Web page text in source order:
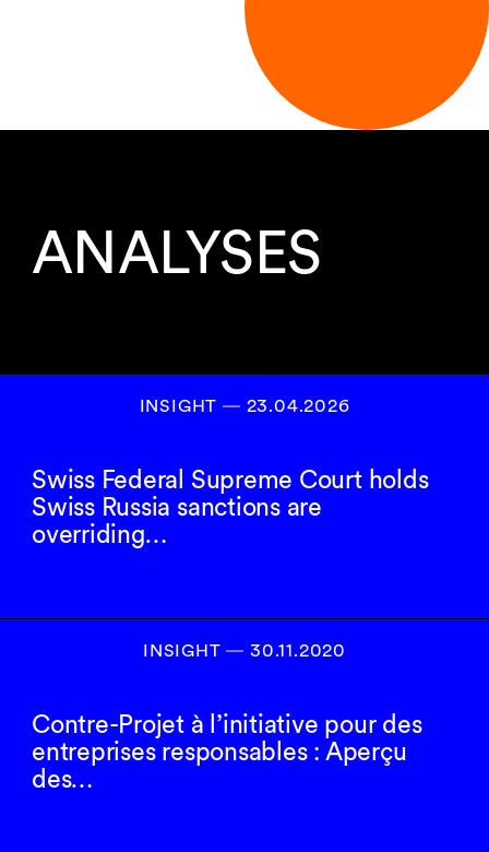
ANALYSES
INSIGHT ― 23.04.2026
Swiss Federal Supreme Court holds
Swiss Russia sanctions are
overriding…
INSIGHT ― 30.11.2020
Contre-Projet à l’initiative pour des
entreprises responsables : Aperçu
des…